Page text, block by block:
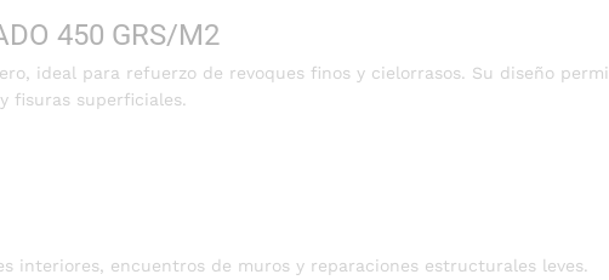
450 GRS/M2
ideal para refuerzo de revoques finos y cielorrasos. Su diseño
fisuras superficiales.
interiores, encuentros de muros y reparaciones estructurales leves.